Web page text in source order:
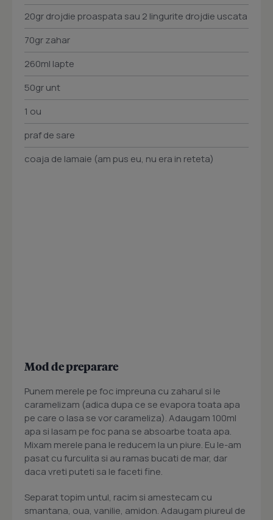
20gr drojdie proaspata sau 2 lingurite drojdie uscata
70gr zahar
260ml lapte
50gr unt
1 ou
praf de sare
coaja de lamaie (am pus eu, nu era in reteta)
Mod de preparare
Punem merele pe foc impreuna cu zaharul si le
caramelizam (adica dupa ce se evapora toata apa
pe care o lasa se vor carameliza). Adaugam 100ml
apa si lasam pe foc pana se absoarbe toata apa.
Mixam merele pana le reducem la un piure. Eu le-am
pasat cu furculita si au ramas bucati de mar, dar
daca vreti puteti sa le faceti fine.
Separat topim untul, racim si amestecam cu
smantana, oua, vanilie, amidon. Adaugam piureul de